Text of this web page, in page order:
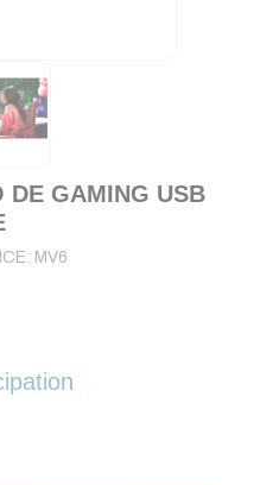
DE GAMING USB
MV6